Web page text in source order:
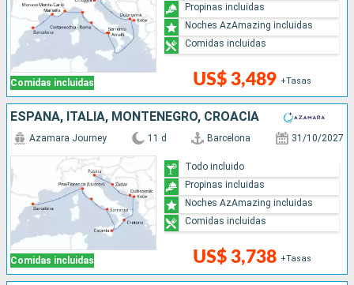
Comidas incluidas US$ 3,489 +Tasas
Propinas incluidas
Noches AzAmazing incluidas
Comidas incluidas
ESPAÑA, ITALIA, MONTENEGRO, CROACIA
Comidas incluidas
Azamara Journey 11 d Barcelona 31/10/2027
US$ 3,738 +Tasas
Todo incluido
Propinas incluidas
Noches AzAmazing incluidas
Comidas incluidas